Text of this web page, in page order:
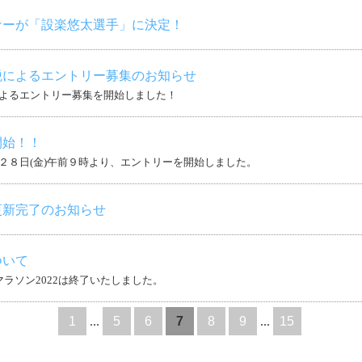
が「設楽悠太選手」に決定！
よるエントリー募集のお知らせ
るエントリー募集を開始しました！
！！
８日(金)午前９時より、エントリーを開始しました。
完了のお知らせ
て
ソン2022は終了いたしました。
1 ... 5 6 7 8 9 ... 15